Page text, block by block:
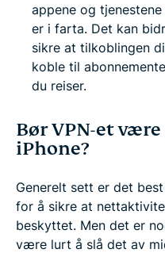
appene og
er i farta. Det kan
sikre at tilkoblingen
koble til
du reiser.
Bør VPN-et
iPhone?
Generelt sett er det
for å sikre at
beskyttet. Men det er
være lurt å slå det av